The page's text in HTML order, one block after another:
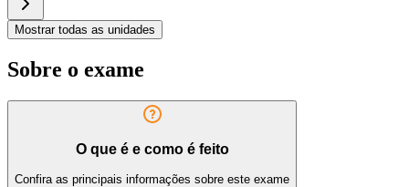
Mostrar todas as unidades
Sobre o exame
O que é e como é feito
Confira as principais informações sobre este exame